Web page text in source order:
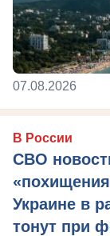
07.08.2026
В России
СВО
Украине в
тонут при